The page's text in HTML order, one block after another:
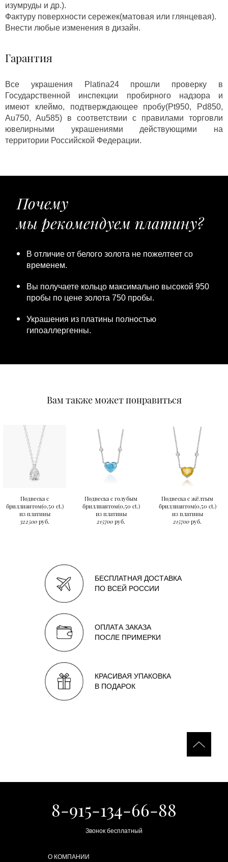
изумруды и др.).
Фактуру поверхности сережек(матовая или глянцевая).
Внести любые изменения в дизайн.
Гарантия
Все украшения Platina24 прошли проверку в
Государственной инспекции пробирного надзора и
имеют клеймо, подтверждающее пробу(Pt950, Pd850,
Au750, Au585) в соответствии с правилами торговли
ювелирными украшениями действующими на
территории Российской Федерации.
Почему
мы рекомендуем платину?
В отличие от белого золота не пожелтеет со
временем.
Вы получаете кольцо максимально высокой 950
пробы по цене золота 750 пробы.
Украшения из платины полностью
гипоаллергенны.
Вам также может понравиться
Подвеска с
бриллиантом(0,50 ct.)
из платины
322500 руб.
Подвеска с голубым
бриллиантом(0,50 ct.)
из платины
215700 руб.
Подвеска с жёлтым
бриллиантом(0,50 ct.)
из платины
215700 руб.
БЕСПЛАТНАЯ ДОСТАВКА
ПО ВСЕЙ РОССИИ
ОПЛАТА ЗАКАЗА
ПОСЛЕ ПРИМЕРКИ
КРАСИВАЯ УПАКОВКА
В ПОДАРОК
8-915-134-66-88
Звонок бесплатный
О КОМПАНИИ